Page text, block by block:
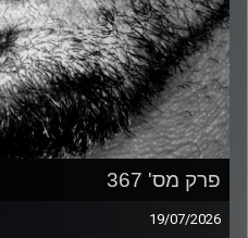
פרק מס' 367
19/07/2026